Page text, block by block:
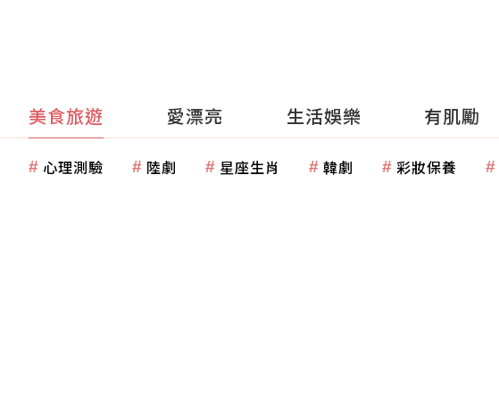
美食旅遊 愛漂亮 生活娛樂 有肌勵
心理測驗 陸劇 星座生肖 韓劇 彩妝保養